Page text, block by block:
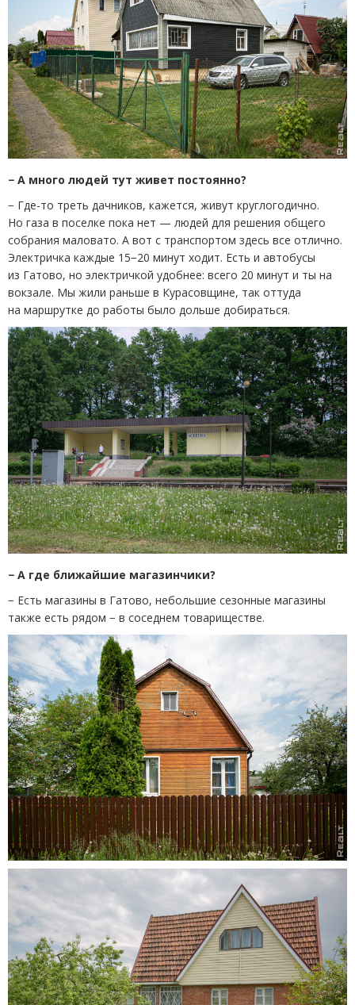
− А много людей тут живет постоянно?
− Где-то треть дачников, кажется, живут круглогодично.
Но газа в поселке пока нет — людей для решения общего
собрания маловато. А вот с транспортом здесь все отлично.
Электричка каждые 15−20 минут ходит. Есть и автобусы
из Гатово, но электричкой удобнее: всего 20 минут и ты на
вокзале. Мы жили раньше в Курасовщине, так оттуда
на маршрутке до работы было дольше добираться.
− А где ближайшие магазинчики?
− Есть магазины в Гатово, небольшие сезонные магазины
также есть рядом − в соседнем товариществе.